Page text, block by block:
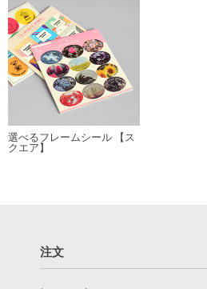
選べるフレームシール 【ス
クエア】
注文